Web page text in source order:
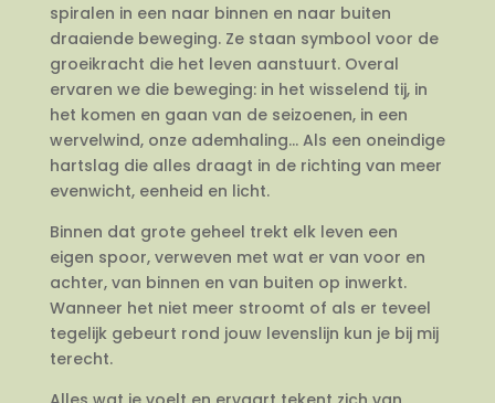
spiralen in een naar binnen en naar buiten
draaiende beweging. Ze staan symbool voor de
groeikracht die het leven aanstuurt. Overal
ervaren we die beweging: in het wisselend tij, in
het komen en gaan van de seizoenen, in een
wervelwind, onze ademhaling… Als een oneindige
hartslag die alles draagt in de richting van meer
evenwicht, eenheid en licht.
Binnen dat grote geheel trekt elk leven een
eigen spoor, verweven met wat er van voor en
achter, van binnen en van buiten op inwerkt.
Wanneer het niet meer stroomt of als er teveel
tegelijk gebeurt rond jouw levenslijn kun je bij mij
terecht.